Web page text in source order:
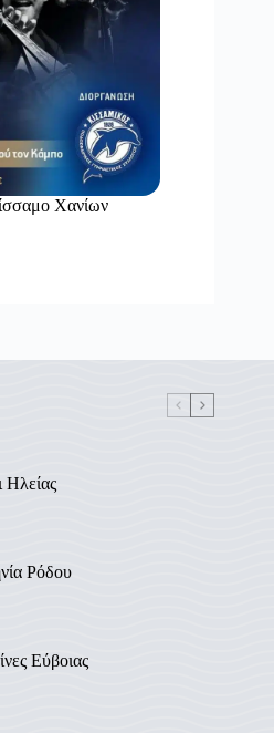
Χανίων
Ηλείας
Ρόδου
Εύβοιας